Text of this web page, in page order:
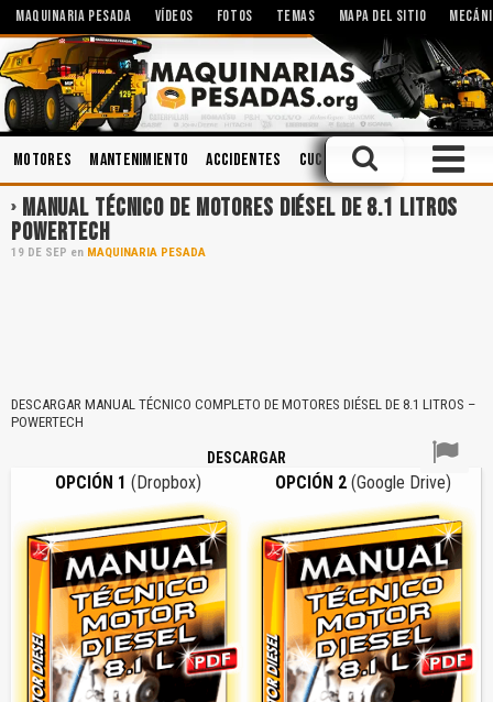
MAQUINARIA PESADA VÍDEOS FOTOS TEMAS MAPA DEL SITIO
Motores Mantenimiento Accidentes Cucharones Ingeniería
MANUAL TÉCNICO DE MOTORES DIÉSEL DE 8.1 LITROS
POWERTECH
19 DE SEP en MAQUINARIA PESADA
DESCARGAR MANUAL TÉCNICO COMPLETO DE MOTORES DIÉSEL DE 8.1 LITROS –
POWERTECH
DESCARGAR
OPCIÓN 1 (Dropbox) OPCIÓN 2 (Google Drive)